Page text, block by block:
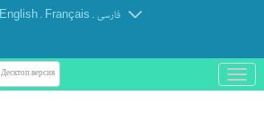
English . Français . فارسی
Десктоп-версия
باز
و